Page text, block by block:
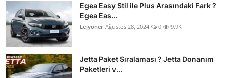
Egea Easy Stil ile Plus Arasındaki Fark ?
Egea Eas...
Lejyoner Ağustos 28, 2024 0 9.9K
Jetta Paket Sıralaması ? Jetta Donanım
Paketleri v...